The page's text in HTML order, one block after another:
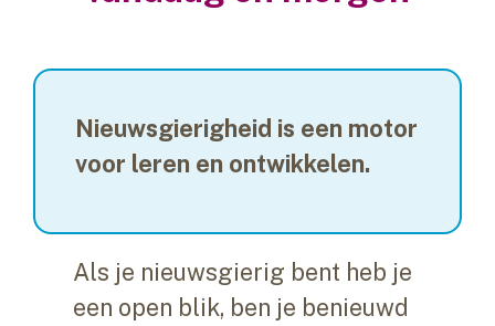
Nieuwsgierigheid is een motor
voor leren en ontwikkelen.
Als je nieuwsgierig bent heb je
een open blik, ben je benieuwd